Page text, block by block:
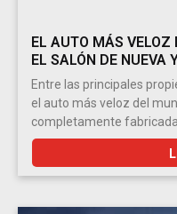
EL AUTO MÁS VELOZ
EL SALÓN DE NUEVA
Entre las principales
el auto más veloz del
completamente